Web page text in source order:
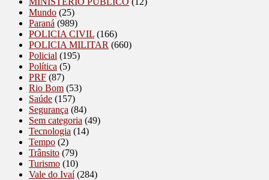
Mundo (25)
Paraná (989)
POLICIA CIVIL (166)
POLICIA MILITAR (660)
Policial (195)
Política (5)
PRF (87)
Rio Bom (53)
Saúde (157)
Segurança (84)
Sem categoria (49)
Tecnologia (14)
Tempo (2)
Trânsito (79)
Turismo (10)
Vale do Ivaí(284)